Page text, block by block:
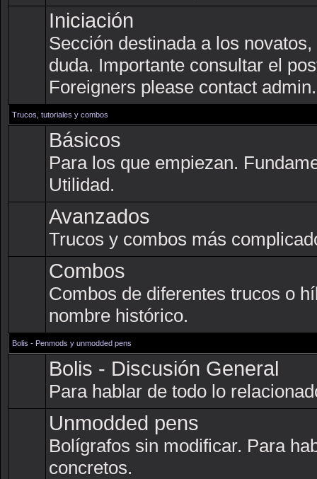
Iniciación
Sección destinada a los
duda. Importante consultar el
Foreigners please contact admin.
Trucos, tutoriales y combos
Básicos
Para los que empiezan.
Utilidad.
Avanzados
Trucos y combos más
Combos
Combos de diferentes trucos o
nombre histórico.
Bolis - Penmods y unmodded pens
Bolis - Discusión General
Para hablar de todo lo
Unmodded pens
Bolígrafos sin modificar. Para
concretos.